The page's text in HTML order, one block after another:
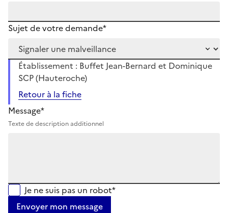
Sujet de votre demande*
Établissement : Buffet Jean-Bernard et Dominique
SCP (Hauteroche)
Retour à la fiche
Message*
Texte de description additionnel
Je ne suis pas un robot*
Envoyer mon message